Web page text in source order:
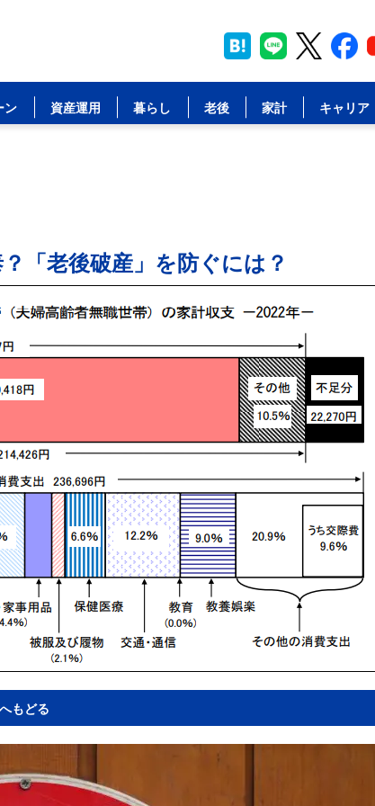
ン 資産運用 暮らし 老後 家計 キャリア
「老後破産」を防ぐには？
もどる